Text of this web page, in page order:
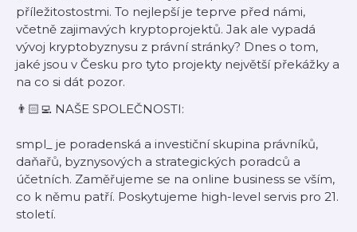
příležitostostmi. To nejlepší je teprve před námi,
včetně zajimavých kryptoprojektů. Jak ale vypadá
vývoj kryptobyznysu z právní stránky? Dnes o tom,
jaké jsou v Česku pro tyto projekty největší překážky a
na co si dát pozor.
👨🏻‍💻 NAŠE SPOLEČNOSTI:
smpl_ je poradenská a investiční skupina právníků,
daňařů, byznysových a strategických poradců a
účetních. Zaměřujeme se na online business se vším,
co k němu patří. Poskytujeme high-level servis pro 21.
století.